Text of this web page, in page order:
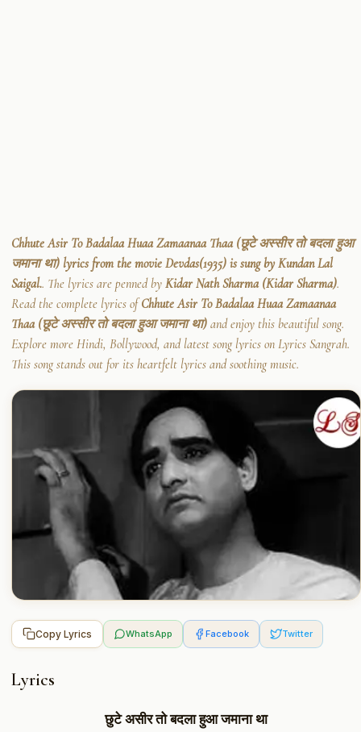
Chhute Asir To Badalaa Huaa Zamaanaa Thaa (छूटे अस्सीर तो बदला हुआ
जमाना था) lyrics from the movie Devdas(1935) is sung by Kundan Lal
Saigal.. The lyrics are penned by Kidar Nath Sharma (Kidar Sharma).
Read the complete lyrics ofChhute Asir To Badalaa Huaa Zamaanaa
Thaa (छूटे अस्सीर तो बदला हुआ जमाना था) and enjoy this beautiful song.
Explore more Hindi, Bollywood, and latest song lyrics on Lyrics Sangrah.
This song stands out for its heartfelt lyrics and soothing music.
Copy Lyrics WhatsApp Facebook Twitter
Lyrics
छुटे असीर तो बदला हुआ जमाना था